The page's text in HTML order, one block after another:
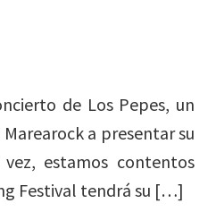
de Los Pepes, un
a presentar su
estamos contentos
Festival tendrá su […]